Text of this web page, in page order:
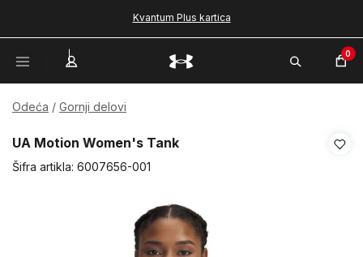
Kvantum Plus kartica
0
Odeća Gornji delovi
UA Motion Women's Tank
Šifra artikla: 6007656-001